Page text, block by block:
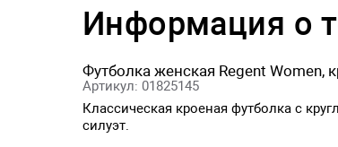
Информация о
Футболка женская Regent Women,
Артикул: 01825145
Классическая кроеная футболка с
силуэт.